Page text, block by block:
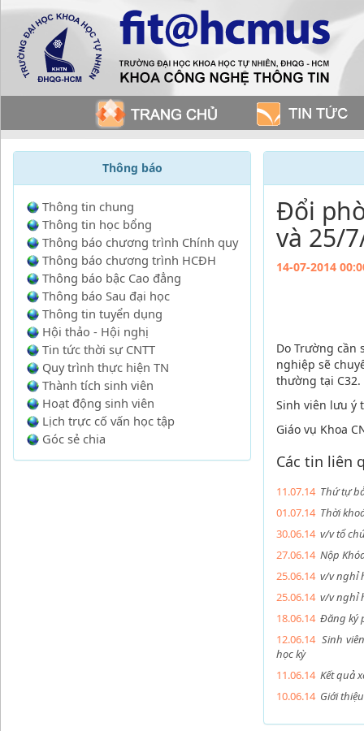
Thông báo
Thông tin chung
Thông tin học bổng
Thông báo chương trình Chính quy
Thông báo chương trình HCĐH
Thông báo bậc Cao đẳng
Thông báo Sau đại học
Thông tin tuyển dụng
Hội thảo - Hội nghị
Tin tức thời sự CNTT
Quy trình thực hiện TN
Thành tích sinh viên
Hoạt động sinh viên
Lịch trực cố vấn học tập
Góc sẻ chia
Đổi
và 25/
14-07-2014
Do Trường cần
nghiệp sẽ
thường tại C32.
Sinh viên lưu ý
Giáo vụ Khoa
Các tin liên
11.07.14 Thứ tự
01.07.14 Thời
30.06.14 v/v tổ
27.06.14 Nộp
25.06.14 v/v nghỉ
25.06.14 v/v nghỉ
18.06.14 Đăng ký
12.06.14 Sinh
học kỳ
11.06.14 Kết quả
10.06.14 Giới